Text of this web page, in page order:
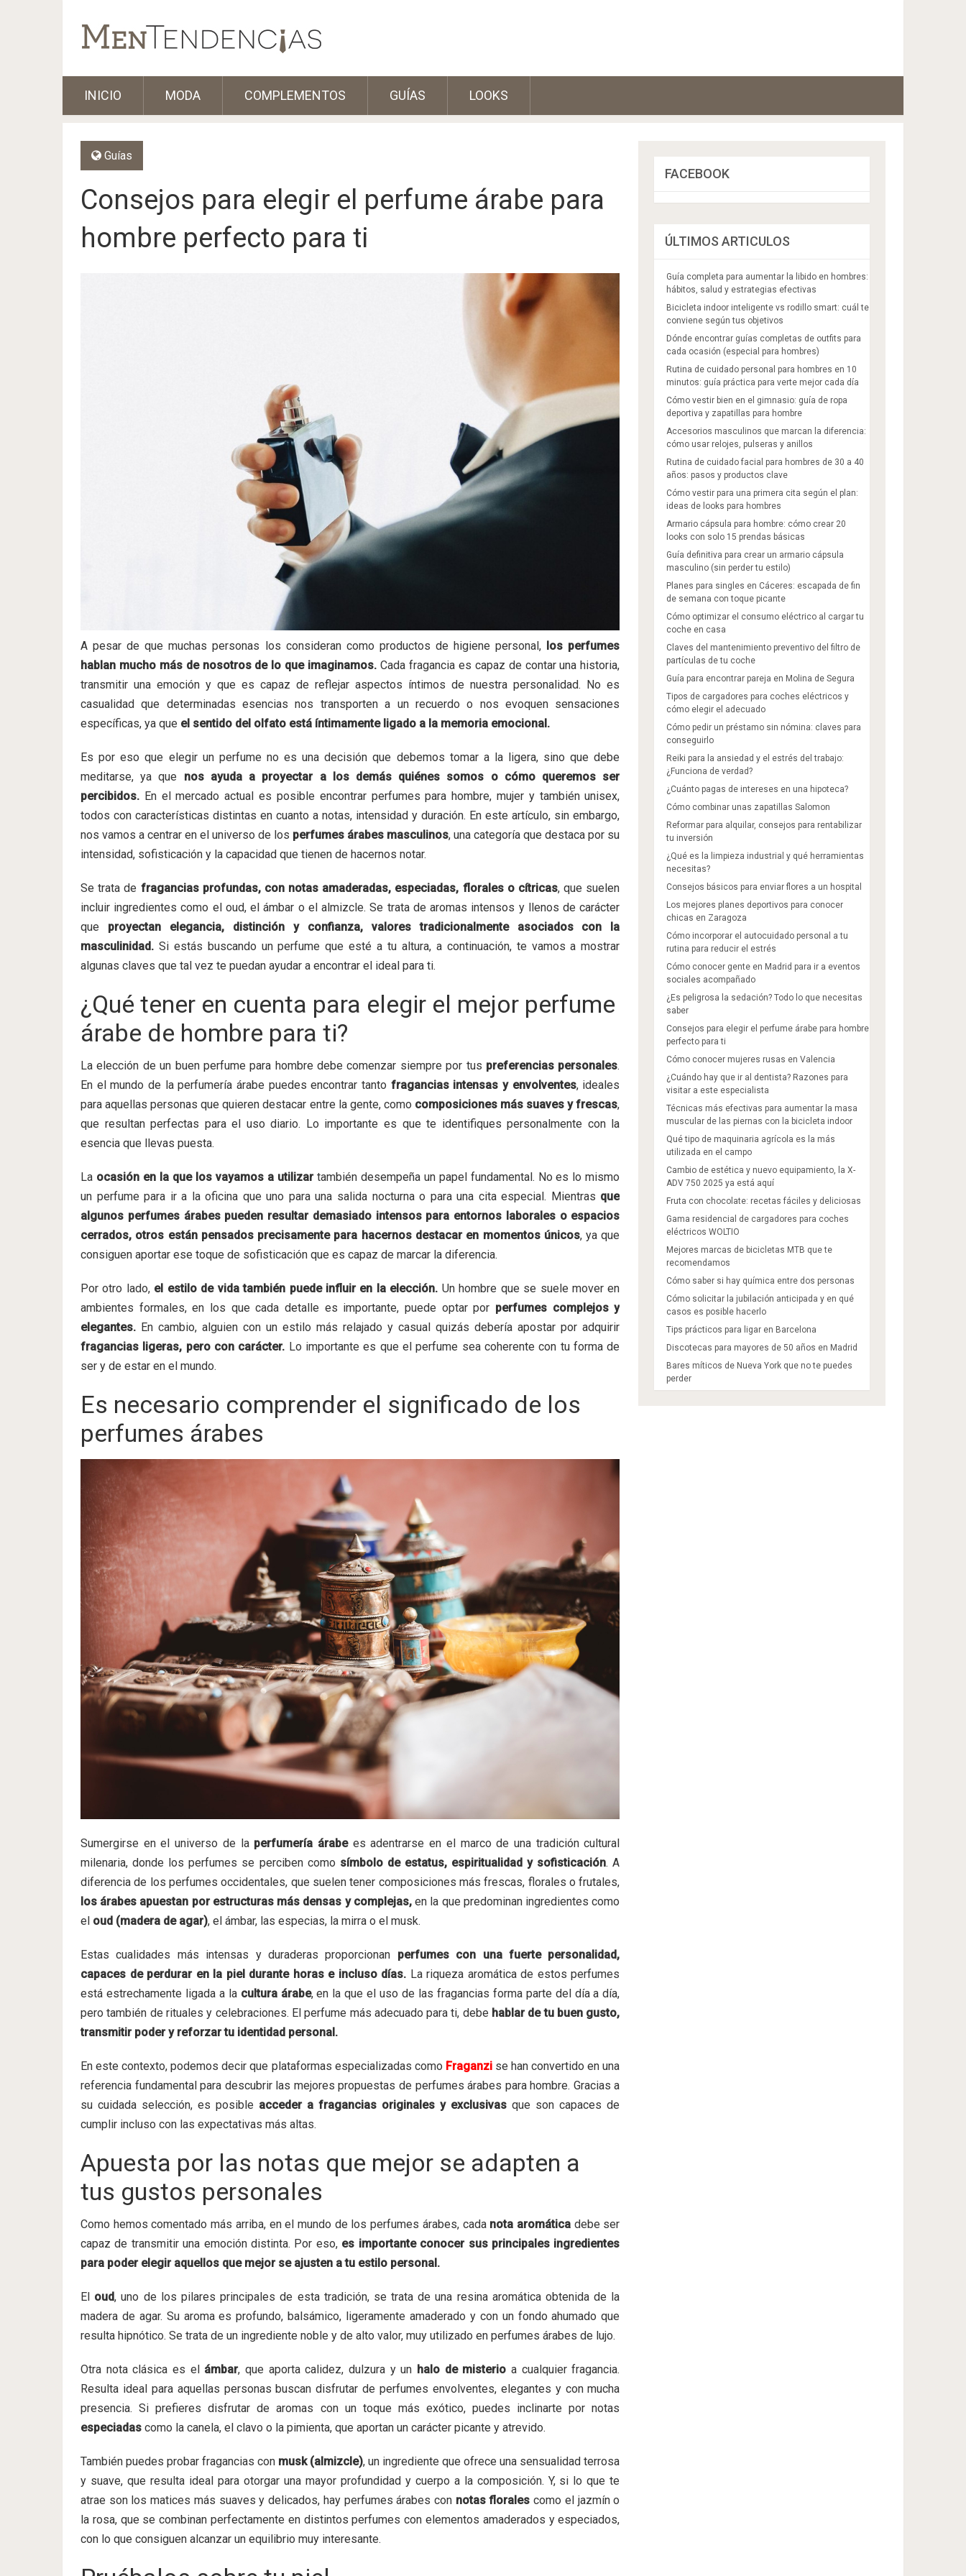
INICIO MODA COMPLEMENTOS GUÍAS LOOKS
Guías
Consejos para elegir el perfume árabe para
hombre perfecto para ti
A pesar de que muchas personas los consideran como productos de higiene personal, los perfumes
hablan mucho más de nosotros de lo que imaginamos. Cada fragancia es capaz de contar una historia,
transmitir una emoción y que es capaz de reflejar aspectos íntimos de nuestra personalidad. No es
casualidad que determinadas esencias nos transporten a un recuerdo o nos evoquen sensaciones
específicas, ya que el sentido del olfato está íntimamente ligado a la memoria emocional.
Es por eso que elegir un perfume no es una decisión que debemos tomar a la ligera, sino que debe
meditarse, ya que nos ayuda a proyectar a los demás quiénes somos o cómo queremos ser
percibidos. En el mercado actual es posible encontrar perfumes para hombre, mujer y también unisex,
todos con características distintas en cuanto a notas, intensidad y duración. En este artículo, sin embargo,
nos vamos a centrar en el universo de los perfumes árabes masculinos, una categoría que destaca por su
intensidad, sofisticación y la capacidad que tienen de hacernos notar.
Se trata de fragancias profundas, con notas amaderadas, especiadas, florales o cítricas, que suelen
incluir ingredientes como el oud, el ámbar o el almizcle. Se trata de aromas intensos y llenos de carácter
que proyectan elegancia, distinción y confianza, valores tradicionalmente asociados con la
masculinidad. Si estás buscando un perfume que esté a tu altura, a continuación, te vamos a mostrar
algunas claves que tal vez te puedan ayudar a encontrar el ideal para ti.
¿Qué tener en cuenta para elegir el mejor perfume
árabe de hombre para ti?
La elección de un buen perfume para hombre debe comenzar siempre por tus preferencias personales.
En el mundo de la perfumería árabe puedes encontrar tanto fragancias intensas y envolventes, ideales
para aquellas personas que quieren destacar entre la gente, como composiciones más suaves y frescas,
que resultan perfectas para el uso diario. Lo importante es que te identifiques personalmente con la
esencia que llevas puesta.
La ocasión en la que los vayamos a utilizartambién desempeña un papel fundamental. No es lo mismo
un perfume para ir a la oficina que uno para una salida nocturna o para una cita especial. Mientras que
algunos perfumes árabes pueden resultar demasiado intensos para entornos laborales o espacios
cerrados, otros están pensados precisamente para hacernos destacar en momentos únicos, ya que
consiguen aportar ese toque de sofisticación que es capaz de marcar la diferencia.
Por otro lado,el estilo de vida también puede influir en la elección. Un hombre que se suele mover en
ambientes formales, en los que cada detalle es importante, puede optar por perfumes complejos y
elegantes. En cambio, alguien con un estilo más relajado y casual quizás debería apostar por adquirir
fragancias ligeras, pero con carácter. Lo importante es que el perfume sea coherente con tu forma de
ser y de estar en el mundo.
Es necesario comprender el significado de los
perfumes árabes
Sumergirse en el universo de la perfumería árabees adentrarse en el marco de una tradición cultural
milenaria, donde los perfumes se perciben como símbolo de estatus, espiritualidad y sofisticación. A
diferencia de los perfumes occidentales, que suelen tener composiciones más frescas, florales o frutales,
los árabes apuestan por estructuras más densas y complejas,en la que predominan ingredientes como
el oud (madera de agar), el ámbar, las especias, la mirra o el musk.
Estas cualidades más intensas y duraderas proporcionan perfumes con una fuerte personalidad,
capaces de perdurar en la piel durante horas e incluso días. La riqueza aromática de estos perfumes
está estrechamente ligada a la cultura árabe, en la que el uso de las fragancias forma parte del día a día,
pero también de rituales y celebraciones. El perfume más adecuado para ti, debe hablar de tu buen gusto,
transmitir poder y reforzar tu identidad personal.
En este contexto, podemos decir que plataformas especializadas como Fraganzise han convertido en una
referencia fundamental para descubrir las mejores propuestas de perfumes árabes para hombre. Gracias a
su cuidada selección, es posible acceder a fragancias originales y exclusivas que son capaces de
cumplir incluso con las expectativas más altas.
Apuesta por las notas que mejor se adapten a
tus gustos personales
Como hemos comentado más arriba, en el mundo de los perfumes árabes, cada nota aromáticadebe ser
capaz de transmitir una emoción distinta. Por eso, es importante conocer sus principales ingredientes
para poder elegir aquellos que mejor se ajusten a tu estilo personal.
El oud, uno de los pilares principales de esta tradición, se trata de una resina aromática obtenida de la
madera de agar. Su aroma es profundo, balsámico, ligeramente amaderado y con un fondo ahumado que
resulta hipnótico. Se trata de un ingrediente noble y de alto valor, muy utilizado en perfumes árabes de lujo.
Otra nota clásica es el ámbar, que aporta calidez, dulzura y un halo de misterio a cualquier fragancia.
Resulta ideal para aquellas personas buscan disfrutar de perfumes envolventes, elegantes y con mucha
presencia. Si prefieres disfrutar de aromas con un toque más exótico, puedes inclinarte por notas
especiadas como la canela, el clavo o la pimienta, que aportan un carácter picante y atrevido.
También puedes probar fragancias con musk (almizcle), un ingrediente que ofrece una sensualidad terrosa
y suave, que resulta ideal para otorgar una mayor profundidad y cuerpo a la composición. Y, si lo que te
atrae son los matices más suaves y delicados, hay perfumes árabes con notas florales como el jazmín o
la rosa, que se combinan perfectamente en distintos perfumes con elementos amaderados y especiados,
con lo que consiguen alcanzar un equilibrio muy interesante.
FACEBOOK
ÚLTIMOS ARTICULOS
Guía completa para aumentar la libido en hombres:
hábitos, salud y estrategias efectivas
Bicicleta indoor inteligente vs rodillo smart: cuál te
conviene según tus objetivos
Dónde encontrar guías completas de outfits para
cada ocasión (especial para hombres)
Rutina de cuidado personal para hombres en 10
minutos: guía práctica para verte mejor cada día
Cómo vestir bien en el gimnasio: guía de ropa
deportiva y zapatillas para hombre
Accesorios masculinos que marcan la diferencia:
cómo usar relojes, pulseras y anillos
Rutina de cuidado facial para hombres de 30 a 40
años: pasos y productos clave
Cómo vestir para una primera cita según el plan:
ideas de looks para hombres
Armario cápsula para hombre: cómo crear 20
looks con solo 15 prendas básicas
Guía definitiva para crear un armario cápsula
masculino (sin perder tu estilo)
Planes para singles en Cáceres: escapada de fin
de semana con toque picante
Cómo optimizar el consumo eléctrico al cargar tu
coche en casa
Claves del mantenimiento preventivo del filtro de
partículas de tu coche
Guía para encontrar pareja en Molina de Segura
Tipos de cargadores para coches eléctricos y
cómo elegir el adecuado
Cómo pedir un préstamo sin nómina: claves para
conseguirlo
Reiki para la ansiedad y el estrés del trabajo:
¿Funciona de verdad?
¿Cuánto pagas de intereses en una hipoteca?
Cómo combinar unas zapatillas Salomon​
Reformar para alquilar, consejos para rentabilizar
tu inversión
¿Qué es la limpieza industrial y qué herramientas
necesitas?
Consejos básicos para enviar flores a un hospital
Los mejores planes deportivos para conocer
chicas en Zaragoza
Cómo incorporar el autocuidado personal a tu
rutina para reducir el estrés
Cómo conocer gente en Madrid para ir a eventos
sociales acompañado
¿Es peligrosa la sedación? Todo lo que necesitas
saber
Consejos para elegir el perfume árabe para hombre
perfecto para ti
Cómo conocer mujeres rusas en Valencia
¿Cuándo hay que ir al dentista? Razones para
visitar a este especialista
Técnicas más efectivas para aumentar la masa
muscular de las piernas con la bicicleta indoor
Qué tipo de maquinaria agrícola es la más
utilizada en el campo
Cambio de estética y nuevo equipamiento, la X-
ADV 750 2025 ya está aquí
Fruta con chocolate: recetas fáciles y deliciosas
Gama residencial de cargadores para coches
eléctricos WOLTIO
Mejores marcas de bicicletas MTB que te
recomendamos
Cómo saber si hay química entre dos personas
Cómo solicitar la jubilación anticipada y en qué
casos es posible hacerlo
Tips prácticos para ligar en Barcelona
Discotecas para mayores de 50 años en Madrid​
Bares míticos de Nueva York que no te puedes
perder